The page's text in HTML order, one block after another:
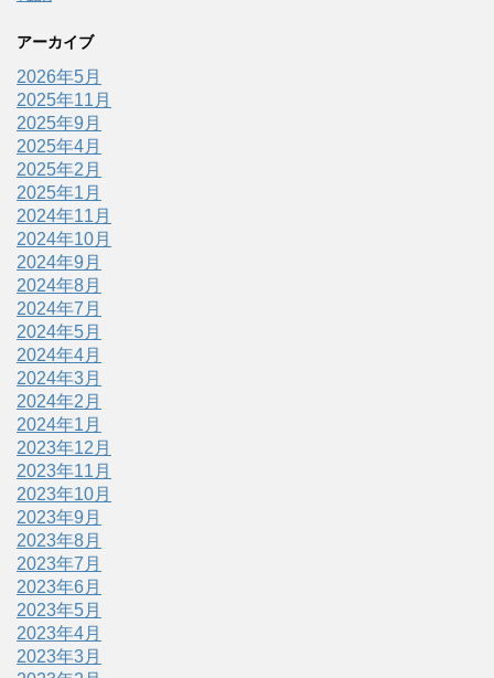
アーカイブ
2026年5月
2025年11月
2025年9月
2025年4月
2025年2月
2025年1月
2024年11月
2024年10月
2024年9月
2024年8月
2024年7月
2024年5月
2024年4月
2024年3月
2024年2月
2024年1月
2023年12月
2023年11月
2023年10月
2023年9月
2023年8月
2023年7月
2023年6月
2023年5月
2023年4月
2023年3月